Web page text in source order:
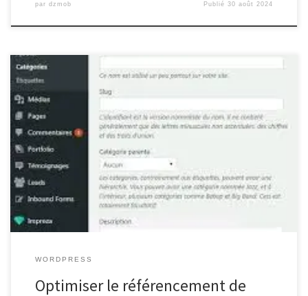
par dzmob Publié30 août 2024
Améliorer le référencement de votre site WordPress Améliorer le
référencement de votre site WordPress Le référencement d’un
site web est crucial pour attirer du trafic organique et augmenter
sa visibilité en ligne. Si vous utilisez WordPress comme plateforme
de gestion de contenu, il existe plusieurs moyens d’améliorer le
référencement de […]
WORDPRESS
Optimiser le référencement de